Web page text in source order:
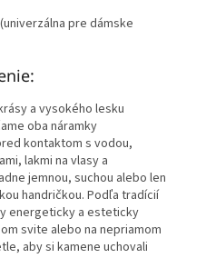
pre dámske
a vysokého lesku
oba náramky
kontaktom s vodou,
lakmi na vlasy a
jemnou, suchou alebo len
handričkou. Podľa tradícií
energeticky a esteticky
svite alebo na nepriamom
aby si kamene uchovali